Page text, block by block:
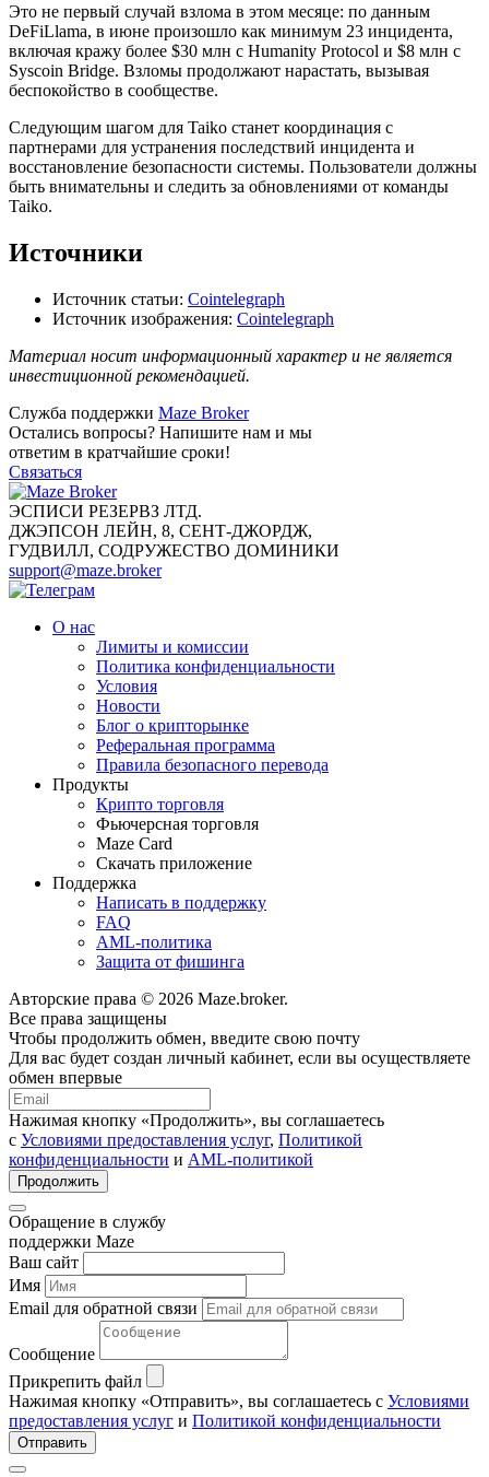
Это не первый случай взлома в этом месяце: по данным
DeFiLlama, в июне произошло как минимум 23 инцидента,
включая кражу более $30 млн с Humanity Protocol и $8 млн с
Syscoin Bridge. Взломы продолжают нарастать, вызывая
беспокойство в сообществе.
Следующим шагом для Taiko станет координация с
партнерами для устранения последствий инцидента и
восстановление безопасности системы. Пользователи должны
быть внимательны и следить за обновлениями от команды
Taiko.
Источники
Источник статьи: Cointelegraph
Источник изображения: Cointelegraph
Материал носит информационный характер и не является
инвестиционной рекомендацией.
Служба поддержки Maze Broker
Остались вопросы? Напишите нам и мы
ответим в кратчайшие сроки!
Связаться
ЭСПИСИ РЕЗЕРВЗ ЛТД.
ДЖЭПСОН ЛЕЙН, 8, СЕНТ-ДЖОРДЖ,
ГУДВИЛЛ, СОДРУЖЕСТВО ДОМИНИКИ
support@maze.broker
О нас
Лимиты и комиссии
Политика конфиденциальности
Условия
Новости
Блог о крипторынке
Реферальная программа
Правила безопасного перевода
Продукты
Крипто торговля
Фьючерсная торговля
Maze Card
Скачать приложение
Поддержка
Написать в поддержку
FAQ
AML-политика
Защита от фишинга
Авторские права © 2026 Maze.broker.
Все права защищены
Чтобы продолжить обмен, введите свою почту
Для вас будет создан личный кабинет, если вы осуществляете
обмен впервые
Нажимая кнопку «Продолжить», вы соглашаетесь
с Условиями предоставления услуг, Политикой
конфиденциальности и AML-политикой
Продолжить
Обращение в службу
поддержки Maze
Ваш сайт
Имя
Email для обратной связи
Сообщение
Прикрепить файл
Нажимая кнопку «Отправить», вы соглашаетесь с Условиями
предоставления услуг и Политикой конфиденциальности
Отправить